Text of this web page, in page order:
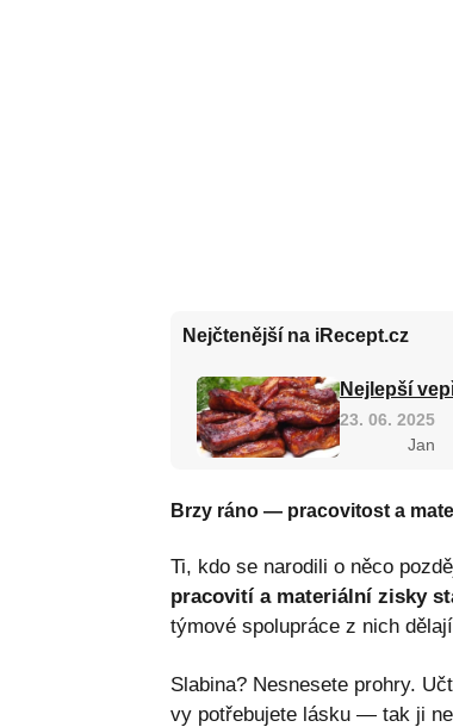
Nejčtenější na iRecept.cz
Nejlepší
23. 06. 2025
Jan
Brzy ráno — pracovitost a
Ti, kdo se narodili o něco
pracovití a materiální zisky
týmové spolupráce z nich
Slabina? Nesnesete prohry.
vy potřebujete lásku — tak ji